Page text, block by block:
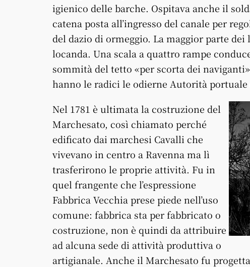
igienico delle barche. Ospitava anche il
catena posta all’ingresso del canale per
del dazio di ormeggio. La maggior parte
locanda. Una scala a quattro rampe
sommità del tetto «per scorta dei
hanno le radici le odierne Autorità portuale
Nel 1781 è ultimata la costruzione del
Marchesato, così chiamato perché
edificato dai marchesi Cavalli che
vivevano in centro a Ravenna ma lì
trasferirono le proprie attività. Fu in
quel frangente che l’espressione
Fabbrica Vecchia prese piede nell’uso
comune: fabbrica sta per fabbricato o
costruzione, non è quindi da attribuire
ad alcuna sede di attività produttiva o
artigianale. Anche il Marchesato fu